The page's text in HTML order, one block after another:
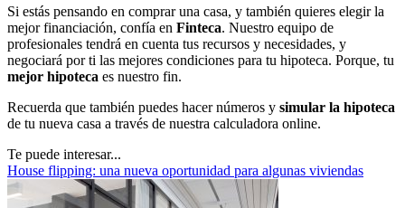
Si estás pensando en comprar una casa, y también quieres elegir la
mejor financiación, confía en Finteca. Nuestro equipo de
profesionales tendrá en cuenta tus recursos y necesidades, y
negociará por ti las mejores condiciones para tu hipoteca. Porque, tu
mejor hipoteca es nuestro fin.
Recuerda que también puedes hacer números y simular la hipoteca
de tu nueva casa a través de nuestra calculadora online.
Te puede interesar...
House flipping: una nueva oportunidad para algunas viviendas